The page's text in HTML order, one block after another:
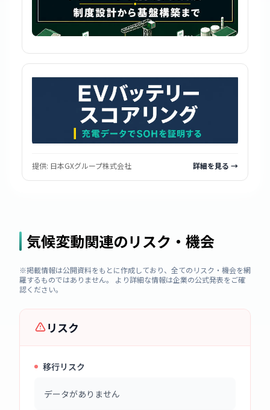
提供: 日本GXグループ株式会社 詳細を見る →
気候変動関連のリスク・機会
※掲載情報は公開資料をもとに作成しており、全てのリスク・機会を網
羅するものではありません。 より詳細な情報は企業の公式発表をご確
認ください。
リスク
移行リスク
データがありません